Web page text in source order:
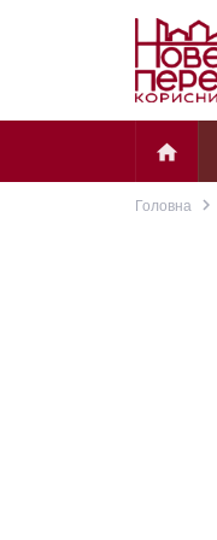
home
Головна navigate_next